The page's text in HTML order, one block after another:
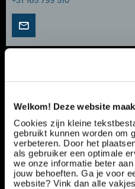
Welkom! Deze website
Cookies zijn kleine
gebruikt kunnen worden om
verbeteren. Door het
als gebruiker een optimale
we onze informatie beter
jouw behoeften. Ga je voor
website? Vink dan alle
Mechanical
spoorwegvoertuigen |
Specialization: Production &
Contract type:
Project Sourcing
Share or save this